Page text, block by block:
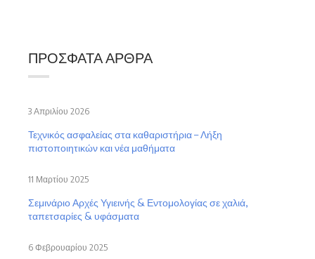
ΠΡΌΣΦΑΤΑ ΆΡΘΡΑ
Τεχνικός ασφαλείας στα καθαριστήρια – Λήξη
πιστοποιητικών και νέα μαθήματα
3 Απριλίου 2026
Σεμινάριο Αρχές Υγιεινής & Εντομολογίας σε χαλιά,
ταπετσαρίες & υφάσματα
11 Μαρτίου 2025
6 Φεβρουαρίου 2025